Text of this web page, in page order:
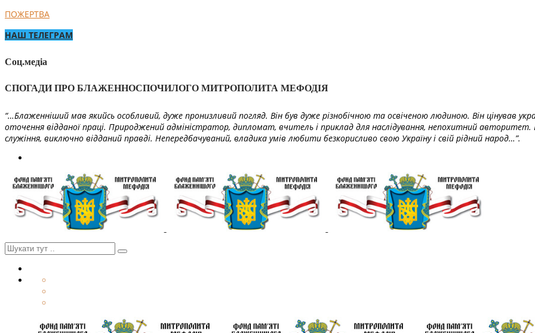
ПОЖЕРТВА
НАШ ТЕЛЕГРАМ
Соц.медіа
СПОГАДИ ПРО БЛАЖЕННОСПОЧИЛОГО МИТРОПОЛИТА МЕФОДІЯ
“…Блаженніший мав якийсь особливий, дуже пронизливий погляд. Він був дуже різнобічною та освіченою людиною. Він цінував
оточення відданої праці. Природжений адміністратор, дипломат, вчитель і приклад для наслідування, непохитний
служіння, виключно відданий правді. Непередбачуваний, владика умів любити безкорисливо свою Україну і свій рідний народ…”.